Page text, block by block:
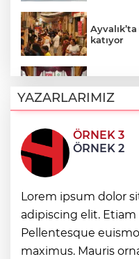
katıyor
birliği
İpsala
Bursa
yeniliyor
Ağrı'da
YAZARLARIMIZ
ÖRNEK 3
ÖRNEK 2
Lorem ipsum dolor
adipiscing elit.
Pellentesque
maximus. Mauris